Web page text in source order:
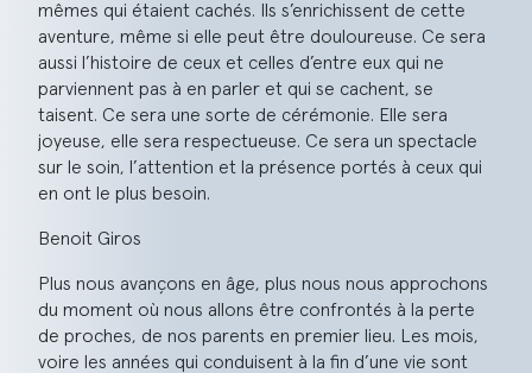
mêmes qui étaient cachés. Ils s’enrichissent de cette
aventure, même si elle peut être douloureuse. Ce sera
aussi l’histoire de ceux et celles d’entre eux qui ne
parviennent pas à en parler et qui se cachent, se
taisent. Ce sera une sorte de cérémonie. Elle sera
joyeuse, elle sera respectueuse. Ce sera un spectacle
sur le soin, l’attention et la présence portés à ceux qui
en ont le plus besoin.
Benoit Giros
Plus nous avançons en âge, plus nous nous approchons
du moment où nous allons être confrontés à la perte
de proches, de nos parents en premier lieu. Les mois,
voire les années qui conduisent à la fin d’une vie sont